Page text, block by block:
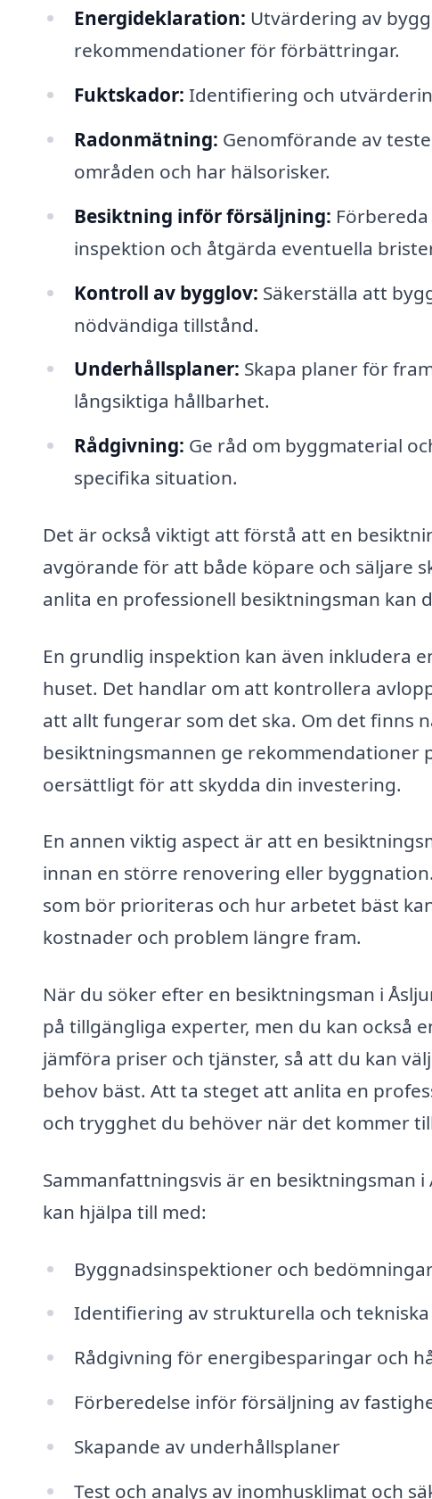
Energideklaration: Utvärdering av
rekommendationer för förbättringar.
Fuktskador: Identifiering och
Radonmätning: Genomförande av
områden och har hälsorisker.
Besiktning inför försäljning:
inspektion och åtgärda eventuella
Kontroll av bygglov: Säkerställa att
nödvändiga tillstånd.
Underhållsplaner: Skapa planer för
långsiktiga hållbarhet.
Rådgivning: Ge råd om byggmaterial
specifika situation.
Det är också viktigt att förstå att en
avgörande för att både köpare och säljare
anlita en professionell besiktningsman kan
En grundlig inspektion kan även inkludera
huset. Det handlar om att kontrollera
att allt fungerar som det ska. Om det finns
besiktningsmannen ge rekommendationer
oersättligt för att skydda din investering.
En annen viktig aspect är att en
innan en större renovering eller
som bör prioriteras och hur arbetet bäst
kostnader och problem längre fram.
När du söker efter en besiktningsman i
på tillgängliga experter, men du kan också
jämföra priser och tjänster, så att du kan
behov bäst. Att ta steget att anlita en
och trygghet du behöver när det kommer
Sammanfattningsvis är en besiktningsman
kan hjälpa till med:
Byggnadsinspektioner och
Identifiering av strukturella och
Rådgivning för energibesparingar och
Förberedelse inför försäljning av
Skapande av underhållsplaner
Test och analys av inomhusklimat och